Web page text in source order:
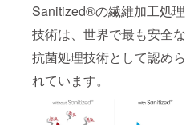
Sanitized®の繊維加工処理
技術は、世界で最も安全な
抗菌処理技術として認めら
れています。